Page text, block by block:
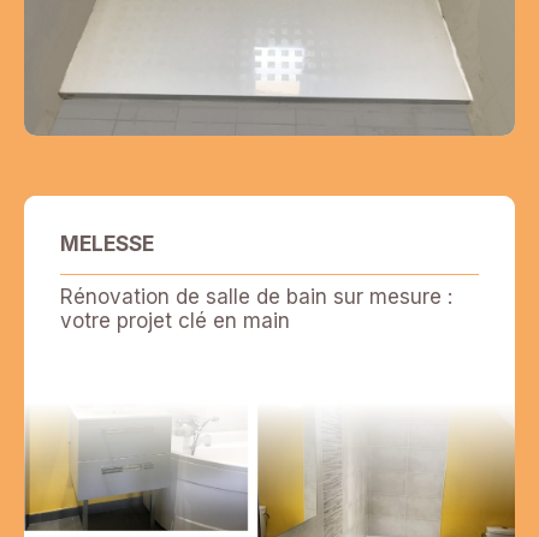
MELESSE
Rénovation de salle de bain sur mesure :
votre projet clé en main